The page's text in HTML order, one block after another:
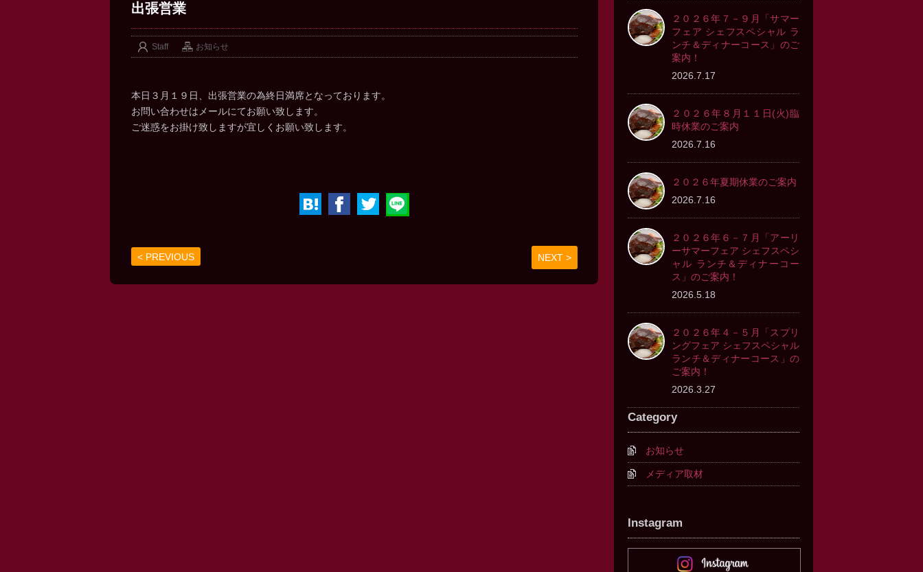
出張営業
Staff お知らせ
本日３月１９日、出張営業の為終日満席となっております。
お問い合わせはメールにてお願い致します。
ご迷惑をお掛け致しますが宜しくお願い致します。
< PREVIOUS NEXT >
２０２６年７－９月「サマー
フェア シェフスペシャル ラ
ンチ＆ディナーコース」のご
案内！
2026.7.17
２０２６年８月１１日(火)臨
時休業のご案内
2026.7.16
２０２６年夏期休業のご案内
2026.7.16
２０２６年６－７月「アーリ
ーサマーフェア シェフスペシ
ャル ランチ＆ディナーコー
ス」のご案内！
2026.5.18
２０２６年４－５月「スプリ
ングフェア シェフスペシャル
ランチ＆ディナーコース」の
ご案内！
2026.3.27
Category
お知らせ
メディア取材
Instagram